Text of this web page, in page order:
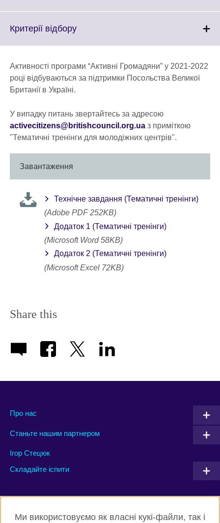
Критерії відборуClick
More
information
available.
Активності програми “Активні Громадяни” у 2021-2022
році відбуваються за підтримки Посольства Великої
Британії в Україні.
У випадку питань звертайтесь за адресою
activecitizens@britishcouncil.org.ua з приміткою
"Тематичні тренінги для молодіжних центрів".
Завантаження
Технічне завдання (Тематичні тренінги)
(Adobe PDF 252KB)
Додаток 1 (Тематичні тренінги)
(Microsoft Word 58KB)
Додаток 2 (Тематичні тренінги)
(Microsoft Excel 72KB)
Share this
Про нас
Станьте нашим партнером
Ігор Стецюк
Складайте іспити
Connect with us
Ми використовуємо як власні кукі-файли, так і